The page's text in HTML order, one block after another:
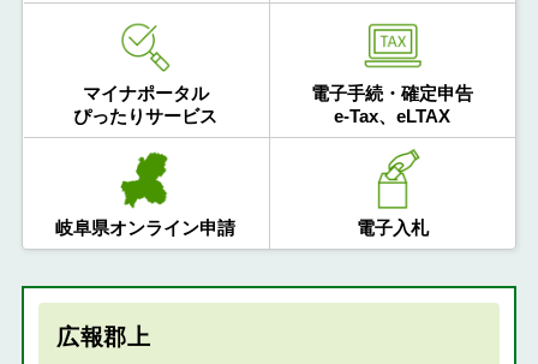
マイナポータル
ぴったりサービス
電子手続・確定申告
e-Tax、eLTAX
岐阜県オンライン申請 電子入札
広報郡上